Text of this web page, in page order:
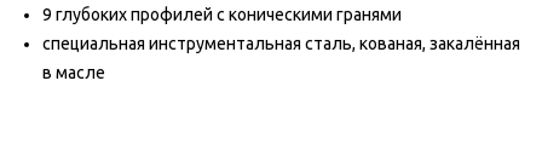
9 глубоких профилей с коническими гранями
специальная инструментальная сталь, кованая, закалённая
в масле